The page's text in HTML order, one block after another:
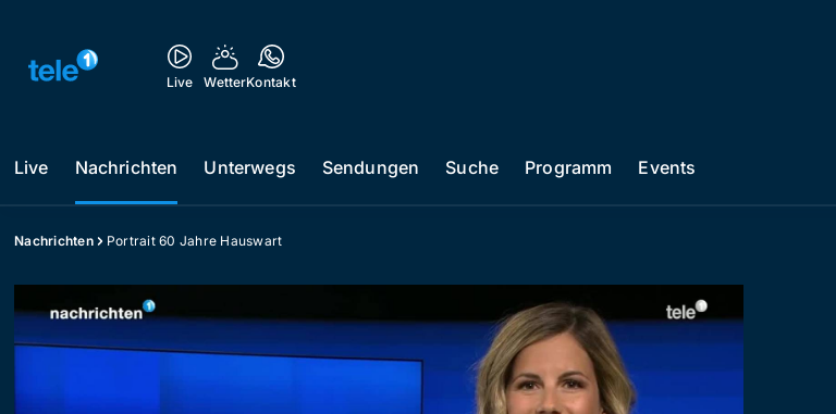
Live WetterKontakt
Live Nachrichten Unterwegs Sendungen Suche Programm Events
Nachrichten Portrait 60 Jahre Hauswart